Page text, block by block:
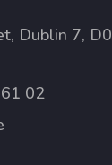
Dublin 7,
02